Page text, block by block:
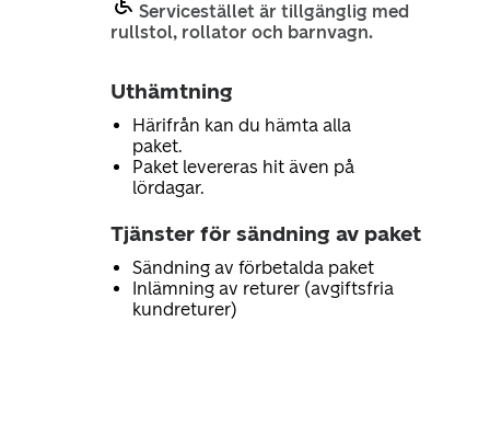
Servicestället är tillgänglig med
rullstol, rollator och barnvagn.
Uthämtning
Härifrån kan du hämta alla
paket.
Paket levereras hit även på
lördagar.
Tjänster för sändning av paket
Sändning av förbetalda paket
Inlämning av returer (avgiftsfria
kundreturer)